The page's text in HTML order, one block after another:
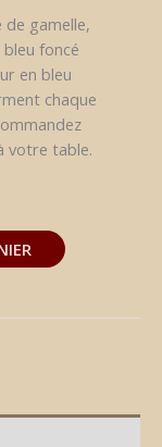
de gamelle,
foncé
en bleu
chaque
votre table.